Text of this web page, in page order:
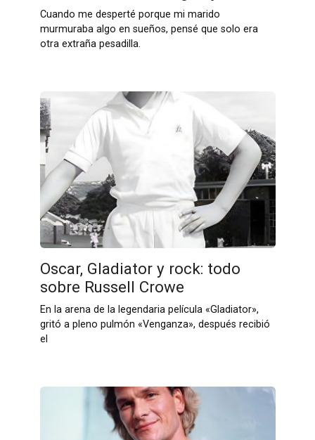
Cuando me desperté porque mi marido
murmuraba algo en sueños, pensé que solo era
otra extraña pesadilla.
Oscar, Gladiator y rock: todo
sobre Russell Crowe
En la arena de la legendaria película «Gladiator»,
gritó a pleno pulmón «Venganza», después recibió
el